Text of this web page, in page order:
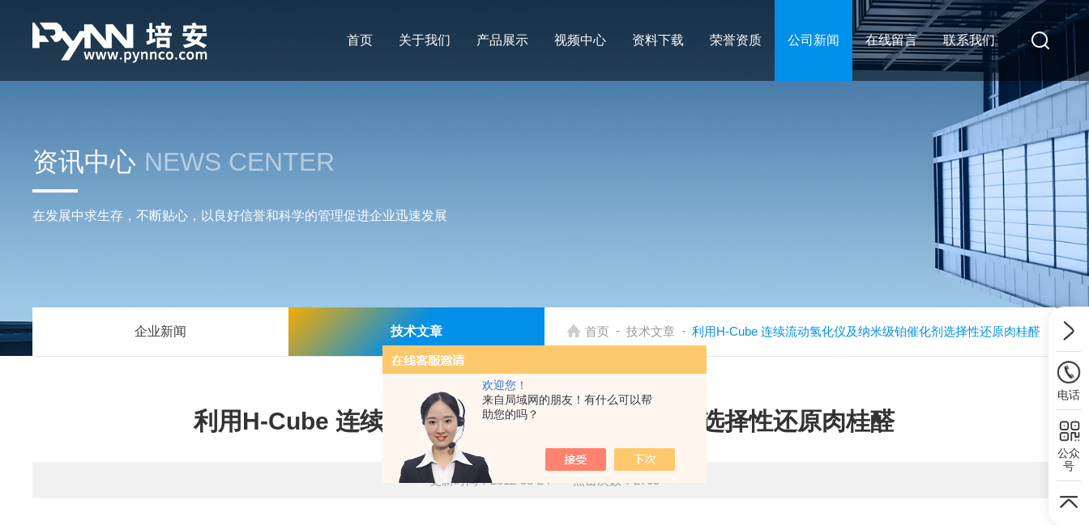
欢迎您！
来自局域网的朋友！有什么可以帮
助您的吗？
首页 关于我们 产品展示 视频中心 资料下载 荣誉资质 公司新闻 在线留言 联系我们
资讯中心 NEWS CENTER
在发展中求生存，不断贴心，以良好信誉和科学的管理促进企业迅速发展
首页 - 技术文章 - 利用H-Cube 连续流动氢化仪及纳米级铂催化剂选择性还原肉桂醛
企业新闻 技术文章
利用H-Cube 连续流动氢化仪及纳米级铂催化剂选择性还原肉桂醛
更新时间：2012-08-24 点击次数：2765
电话
公众
号